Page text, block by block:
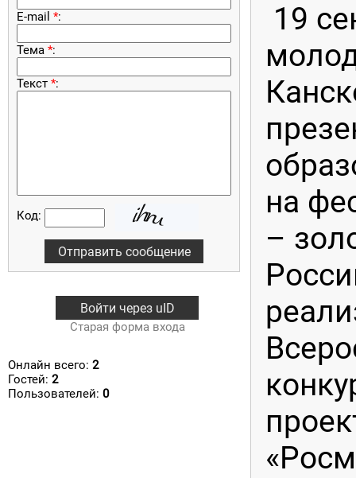
E-mail *:
Тема *:
Текст *:
Код:
Войти через uID
Старая форма входа
Онлайн всего: 2
Гостей: 2
Пользователей: 0
19
на
–